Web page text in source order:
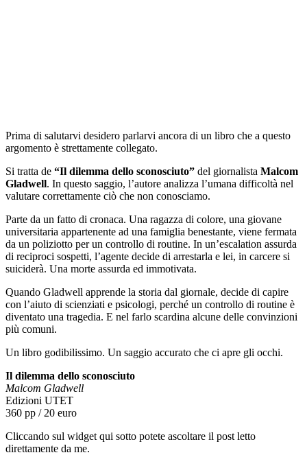
Prima di salutarvi desidero parlarvi ancora di un libro che a questo
argomento è strettamente collegato.
Si tratta de “Il dilemma dello sconosciuto” del giornalista Malcom
Gladwell. In questo saggio, l’autore analizza l’umana difficoltà nel
valutare correttamente ciò che non conosciamo.
Parte da un fatto di cronaca. Una ragazza di colore, una giovane
universitaria appartenente ad una famiglia benestante, viene fermata
da un poliziotto per un controllo di routine. In un’escalation assurda
di reciproci sospetti, l’agente decide di arrestarla e lei, in carcere si
suiciderà. Una morte assurda ed immotivata.
Quando Gladwell apprende la storia dal giornale, decide di capire
con l’aiuto di scienziati e psicologi, perché un controllo di routine è
diventato una tragedia. E nel farlo scardina alcune delle convinzioni
più comuni.
Un libro godibilissimo. Un saggio accurato che ci apre gli occhi.
Il dilemma dello sconosciuto
Malcom Gladwell
Edizioni UTET
360 pp / 20 euro
Cliccando sul widget qui sotto potete ascoltare il post letto
direttamente da me.